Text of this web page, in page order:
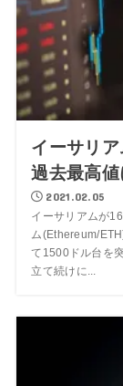
イーサリ
過去最高値
2021.02.05
イーサリアムが
ム(Ethereum/
て1500ドル台を
立て続けに...